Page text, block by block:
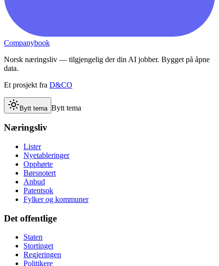
Companybook
Norsk næringsliv — tilgjengelig der din AI jobber. Bygget på åpne
data.
Et prosjekt fra D&CO
Bytt tema Bytt tema
Næringsliv
Lister
Nyetableringer
Opphørte
Børsnotert
Anbud
Patentsok
Fylker og kommuner
Det offentlige
Staten
Stortinget
Regjeringen
Politikere